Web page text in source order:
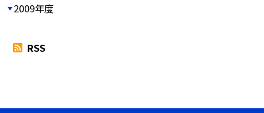
2009年度
RSS